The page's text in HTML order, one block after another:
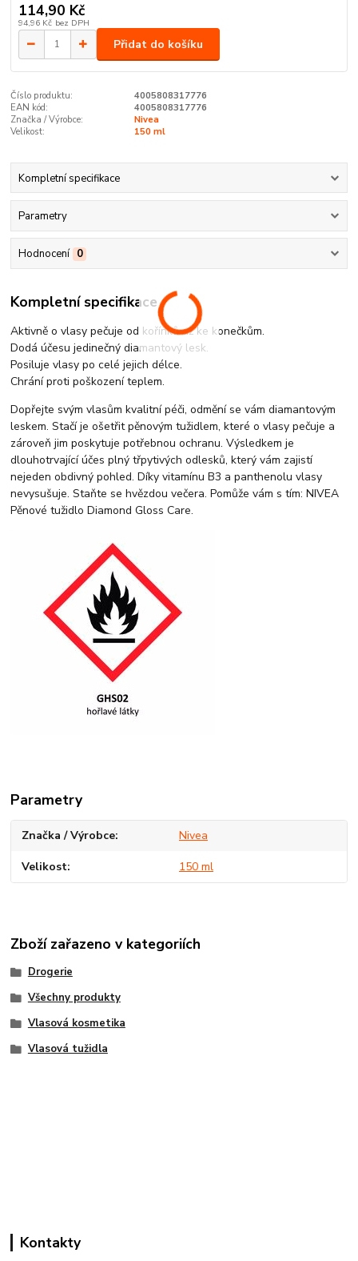
114,90 Kč
94,96 Kč bez DPH
Přidat do košíku
Číslo produktu:
4005808317776
EAN kód:
4005808317776
Značka / Výrobce:
Nivea
Velikost:
150 ml
Kompletní specifikace
Parametry
Hodnocení 0
Kompletní specifikace
Aktivně o vlasy pečuje od kořínků až ke konečkům.
Dodá účesu jedinečný diamantový lesk.
Posiluje vlasy po celé jejich délce.
Chrání proti poškození teplem.
Dopřejte svým vlasům kvalitní péči, odmění se vám diamantovým
leskem. Stačí je ošetřit pěnovým tužidlem, které o vlasy pečuje a
zároveň jim poskytuje potřebnou ochranu. Výsledkem je
dlouhotrvající účes plný třpytivých odlesků, který vám zajistí
nejeden obdivný pohled. Díky vitamínu B3 a panthenolu vlasy
nevysušuje. Staňte se hvězdou večera. Pomůže vám s tím: NIVEA
Pěnové tužidlo Diamond Gloss Care.
Parametry
Značka / Výrobce Nivea
Velikost 150 ml
Zboží zařazeno v kategoriích
Drogerie
Všechny produkty
Vlasová kosmetika
Vlasová tužidla
Kontakty